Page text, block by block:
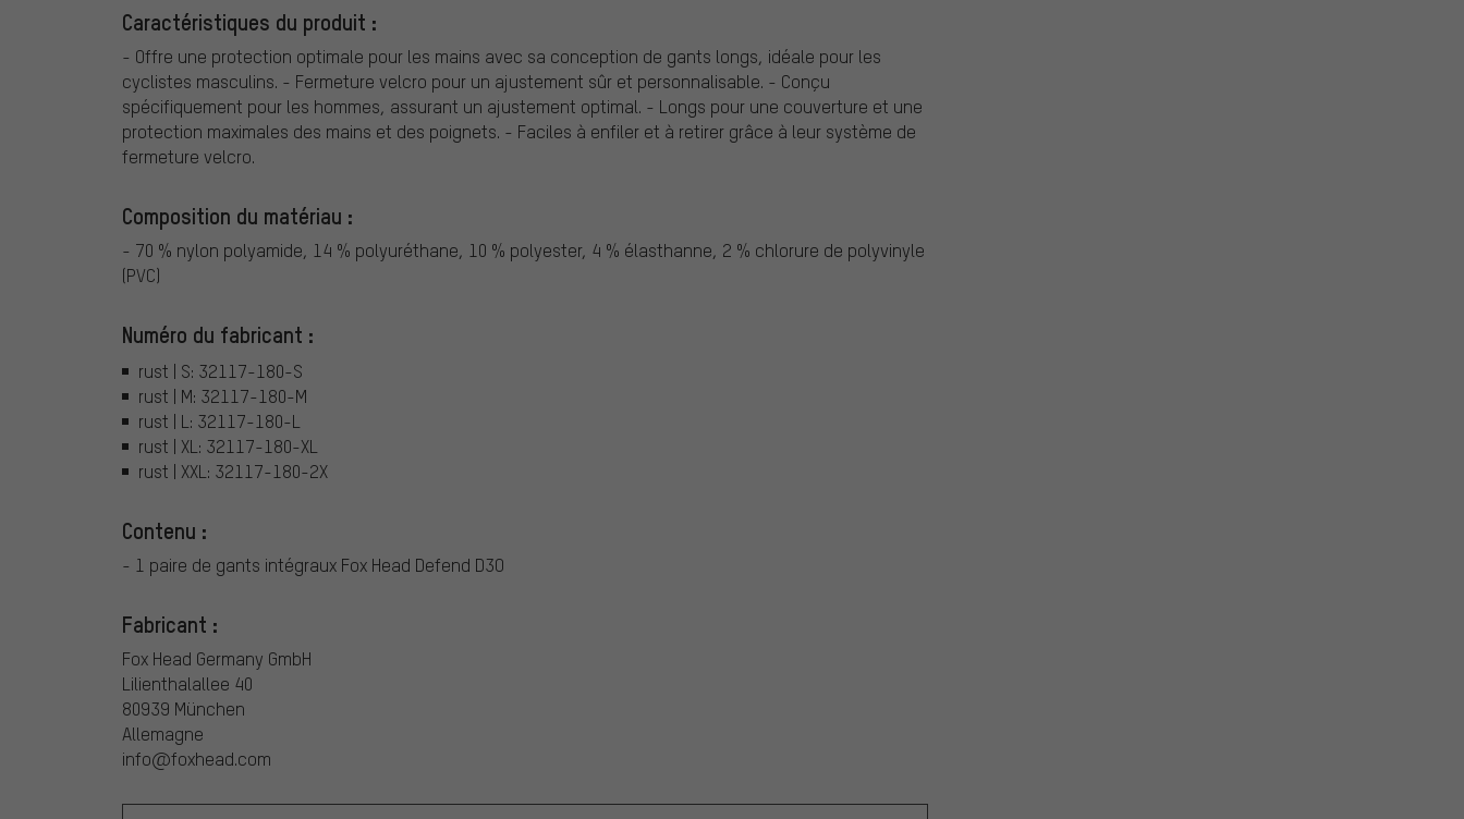
Caractéristiques du produit :
- Offre une protection optimale pour les mains avec sa conception de gants longs, idéale pour les
cyclistes masculins. - Fermeture velcro pour un ajustement sûr et personnalisable. - Conçu
spécifiquement pour les hommes, assurant un ajustement optimal. - Longs pour une couverture et une
protection maximales des mains et des poignets. - Faciles à enfiler et à retirer grâce à leur système de
fermeture velcro.
Composition du matériau :
- 70 % nylon polyamide, 14 % polyuréthane, 10 % polyester, 4 % élasthanne, 2 % chlorure de polyvinyle
(PVC)
Numéro du fabricant :
rust | S: 32117-180-S
rust | M: 32117-180-M
rust | L: 32117-180-L
rust | XL: 32117-180-XL
rust | XXL: 32117-180-2X
Contenu :
- 1 paire de gants intégraux Fox Head Defend D3O
Fabricant :
Fox Head Germany GmbH
Lilienthalallee 40
80939 München
Allemagne
info@foxhead.com